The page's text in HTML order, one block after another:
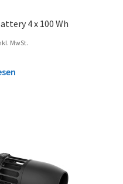
4 x 100 Wh
MwSt.